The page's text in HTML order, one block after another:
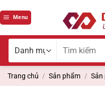
qua
Menu
Tìm
Trang chủ / Sản phẩm / Sản